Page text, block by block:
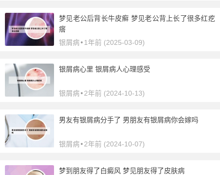
梦见老公后背长牛皮癣 梦见老公背上长了很多红疙
瘩
银屑病•1年前 (2025-03-09)
银屑病心里 银屑病人心理感受
银屑病•2年前 (2024-10-13)
男友有银屑病分手了 男朋友有银屑病你会嫁吗
银屑病•2年前 (2024-10-07)
梦到朋友得了白癜风 梦见朋友得了皮肤病